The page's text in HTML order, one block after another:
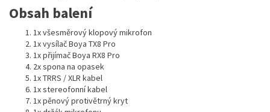
Obsah balení
1x všesměrový klopový mikrofon
1x vysílač Boya TX8 Pro
1x přijímač Boya RX8 Pro
2x spona na opasek
1x TRRS / XLR kabel
1x stereofonní kabel
1x pěnový protivětrný kryt